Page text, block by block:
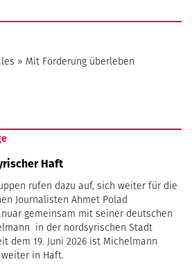
» Mit Förderung überleben
Haft
rufen dazu auf, sich weiter für die
Journalisten Ahmet Polad
gemeinsam mit seiner deutschen
in der nordsyrischen Stadt
dem 19. Juni 2026 ist Michelmann
in Haft.